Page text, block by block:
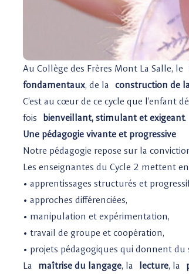
Au Collège des Frères Mont La Salle, le
fondamentaux, de la construction de
C’est au cœur de ce cycle que l’enfant
fois bienveillant, stimulant et exigeant.
Une pédagogie vivante et progressive
Notre pédagogie repose sur la
Les enseignantes du Cycle 2 mettent
• apprentissages structurés et
• approches différenciées,
• manipulation et expérimentation,
• travail de groupe et coopération,
• projets pédagogiques qui donnent du
La maîtrise du langage, la lecture, la